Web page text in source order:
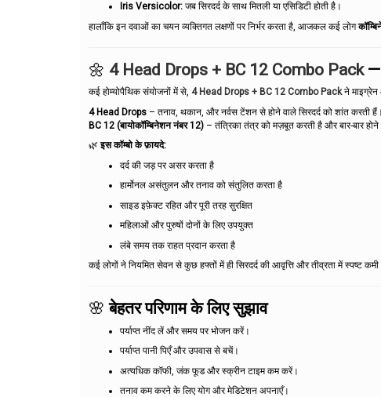
Iris Versicolor: जब सिरदर्द के साथ मितली या एसिडिटी होती है।
हालाँकि इन दवाओं का चयन व्यक्तिगत लक्षणों पर निर्भर करता है, आजकल कई लोग
🌼 4 Head Drops + BC 12 Combo Pack—
कई होम्योपैथिक संयोजनों में से, 4 Head Drops + BC 12 Combo Packने माइग्रेन
4 Head Drops – तनाव, थकान, और नर्वस टेंशन से होने वाले सिरदर्द को शांत करती हैं।
BC 12 (बायोकॉम्बिनेशन नंबर 12) – तंत्रिका तंत्र को मज़बूत करती है और बार-बार होने
🌿इस कॉम्बो के फ़ायदे:
दर्द की जड़ पर असर करता है
हार्मोनल असंतुलन और तनाव को संतुलित करता है
साइड इफ़ेक्ट रहित और पूरी तरह सुरक्षित
महिलाओं और पुरुषों दोनों के लिए उपयुक्त
लंबे समय तक राहत प्रदान करता है
कई लोगों ने नियमित सेवन से कुछ हफ्तों में ही सिरदर्द की आवृत्ति और तीव्रता में स्पष्ट
🌸बेहतर परिणाम के लिए सुझाव
पर्याप्त नींद लें और समय पर भोजन करें।
पर्याप्त पानी पिएँ और उपवास से बचें।
अत्यधिक कॉफी, जंक फूड और स्क्रीन टाइम कम करें।
तनाव कम करने के लिए योग और मेडिटेशन अपनाएँ।